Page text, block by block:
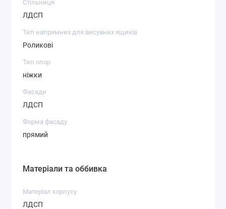
Стільниця
ЛДСП
Тип напрямних для висувних ящиків
Роликові
Тип опор
ніжки
Фасади
ЛДСП
Форма фасаду
прямий
Матеріали та оббивка
Матеріал корпусу
ЛДСП